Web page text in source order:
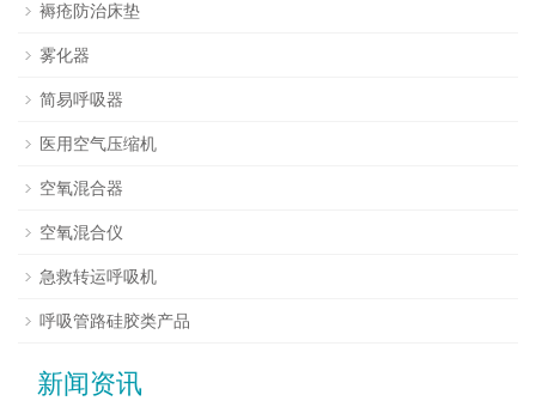
褥疮防治床垫
雾化器
简易呼吸器
医用空气压缩机
空氧混合器
空氧混合仪
急救转运呼吸机
呼吸管路硅胶类产品
新闻资讯